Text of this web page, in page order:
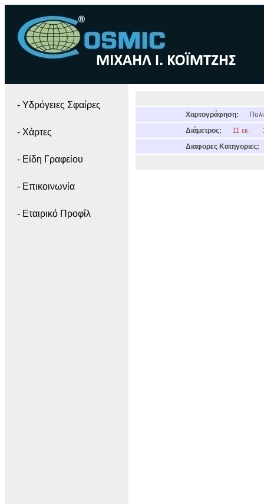
- Yδρόγειες Σφαίρες
- Χάρτες
- Είδη Γραφείου
- Επικοινωνία
- Εταιρικό Προφίλ
Χαρτογράφηση:
Διάμετρος:
11 εκ.
Διαφορες Κατηγοριες: